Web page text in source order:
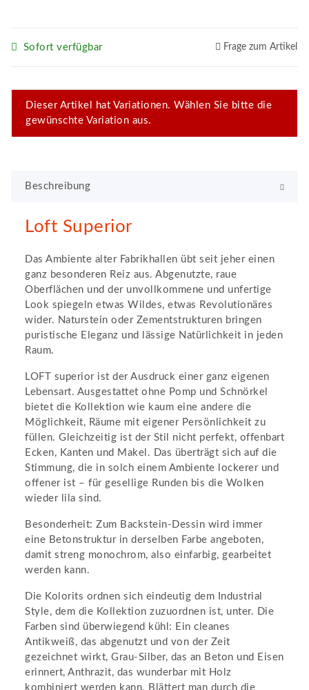
Sofort verfügbar Frage zum Artikel
x
Dieser Artikel hat Variationen. Wählen Sie bitte die
gewünschte Variation aus.
Beschreibung
Loft Superior
Das Ambiente alter Fabrikhallen übt seit jeher einen
ganz besonderen Reiz aus. Abgenutzte, raue
Oberflächen und der unvollkommene und unfertige
Look spiegeln etwas Wildes, etwas Revolutionäres
wider. Naturstein oder Zementstrukturen bringen
puristische Eleganz und lässige Natürlichkeit in jeden
Raum.
LOFT superior ist der Ausdruck einer ganz eigenen
Lebensart. Ausgestattet ohne Pomp und Schnörkel
bietet die Kollektion wie kaum eine andere die
Möglichkeit, Räume mit eigener Persönlichkeit zu
füllen. Gleichzeitig ist der Stil nicht perfekt, offenbart
Ecken, Kanten und Makel. Das überträgt sich auf die
Stimmung, die in solch einem Ambiente lockerer und
offener ist – für gesellige Runden bis die Wolken
wieder lila sind.
Besonderheit: Zum Backstein-Dessin wird immer
eine Betonstruktur in derselben Farbe angeboten,
damit streng monochrom, also einfarbig, gearbeitet
werden kann.
Die Kolorits ordnen sich eindeutig dem Industrial
Style, dem die Kollektion zuzuordnen ist, unter. Die
Farben sind überwiegend kühl: Ein cleanes
Antikweiß, das abgenutzt und von der Zeit
gezeichnet wirkt, Grau-Silber, das an Beton und Eisen
erinnert, Anthrazit, das wunderbar mit Holz
kombiniert werden kann. Blättert man durch die